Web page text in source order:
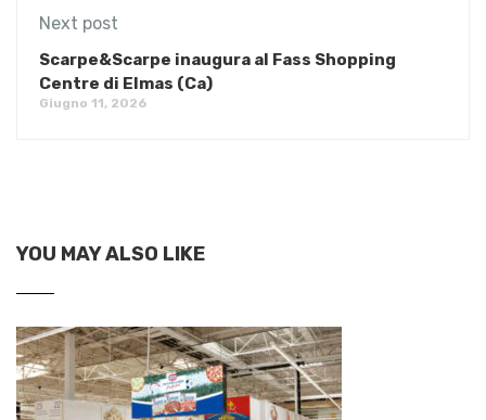
Next post
Scarpe&Scarpe inaugura al Fass Shopping
Centre di Elmas (Ca)
Giugno 11, 2026
YOU MAY ALSO LIKE